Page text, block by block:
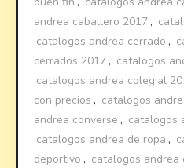
andrea caballero 2017 ,
catalogos andrea cerrado ,
cerrados 2017 , catalogos
catalogos andrea colegial
con precios , catalogos
andrea converse , catalogos
catalogos andrea de ropa ,
deportivo , catalogos andrea